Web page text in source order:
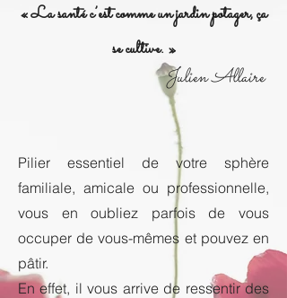
« La santé c’est comme un jardin potager, ça
se cultive. »
Julien Allaire
Pilier essentiel de votre sphère
familiale, amicale ou professionnelle,
vous en oubliez parfois de vous
occuper de vous-mêmes et pouvez en
pâtir.
En effet, il vous arrive de ressentir des